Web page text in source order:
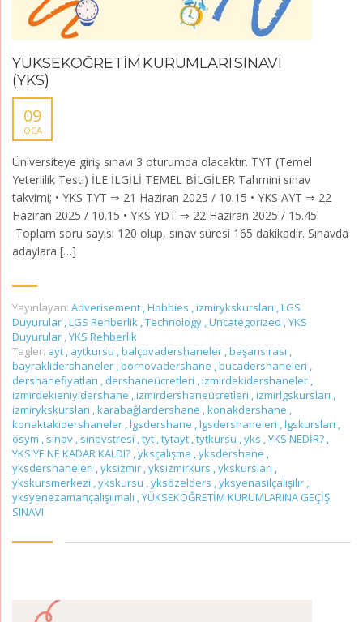
YÜKSEKÖĞRETİM KURUMLARI SINAVI
(YKS)
09
OCA
Üniversiteye giriş sınavı 3 oturumda olacaktır. TYT (Temel
Yeterlilik Testi) İLE İLGİLİ TEMEL BİLGİLER Tahmini sınav
takvimi; • YKS TYT ⇒ 21 Haziran 2025 / 10.15 • YKS AYT ⇒ 22
Haziran 2025 / 10.15 • YKS YDT ⇒ 22 Haziran 2025 / 15.45
Toplam soru sayısı 120 olup, sınav süresi 165 dakikadır. Sınavda
adaylara […]
Yayınlayan: Adverisement ,Hobbies ,izmirykskursları ,LGS
Duyurular ,LGS Rehberlik ,Technology ,Uncategorized ,YKS
Duyurular ,YKS Rehberlik
Tagler: ayt , aytkursu ,balçovadershaneler ,başarısırası ,
bayraklıdershaneler ,bornovadershane ,bucadershaneleri ,
dershanefiyatları , dershaneücretleri ,izmirdekidershaneler ,
izmirdekieniyidershane ,izmirdershaneücretleri ,izmirlgskursları ,
izmirykskursları ,karabağlardershane ,konakdershane ,
konaktakidershaneler ,lgsdershane ,lgsdershaneleri ,lgskursları ,
ösym , sınav , sınavstresi ,tyt ,tytayt ,tytkursu ,yks ,YKS NEDİR? ,
YKS'YE NE KADAR KALDI? ,yksçalışma ,yksdershane ,
yksdershaneleri ,yksizmir ,yksizmirkurs ,ykskursları ,
ykskursmerkezi ,ykskursu ,yksözelders ,yksyenasılçalışılır ,
yksyenezamançalışılmalı ,YÜKSEKÖĞRETİM KURUMLARINA GEÇİŞ
SINAVI